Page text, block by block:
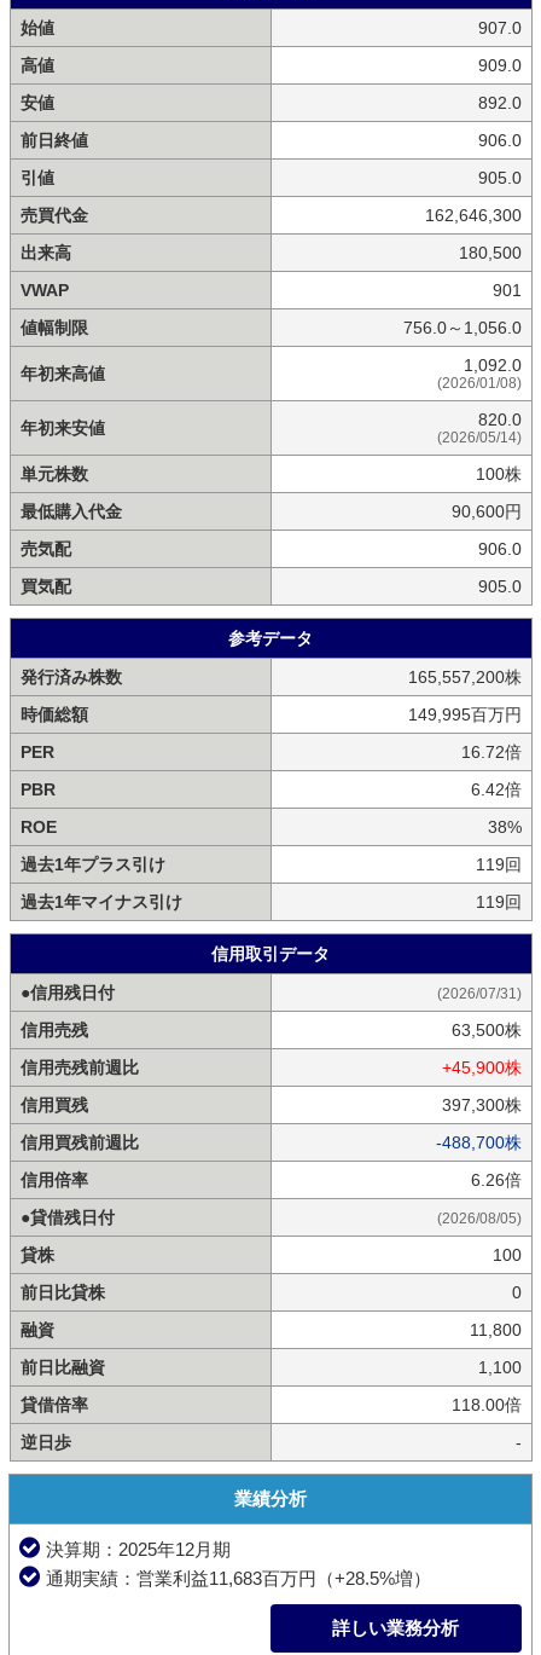
始値
907.0
高値
909.0
安値
892.0
前日終値
906.0
引値
905.0
売買代金
162,646,300
出来高
180,500
VWAP
901
値幅制限
756.0～1,056.0
年初来高値 1,092.0
(2026/01/08)
年初来安値 820.0
(2026/05/14)
単元株数
100株
最低購入代金
90,600円
売気配
906.0
買気配
905.0
参考データ
発行済み株数
165,557,200株
時価総額
149,995百万円
PER
16.72倍
PBR
6.42倍
ROE
38%
過去1年プラス引け
119回
過去1年マイナス引け
119回
信用取引データ
●信用残日付
(2026/07/31)
信用売残
63,500株
信用売残前週比
+45,900株
信用買残
397,300株
信用買残前週比
-488,700株
信用倍率
6.26倍
●貸借残日付
(2026/08/05)
貸株
100
前日比貸株
0
融資
11,800
前日比融資
1,100
貸借倍率
118.00倍
逆日歩
-
業績分析
決算期：2025年12月期
通期実績：営業利益11,683百万円（+28.5%増）
詳しい業務分析